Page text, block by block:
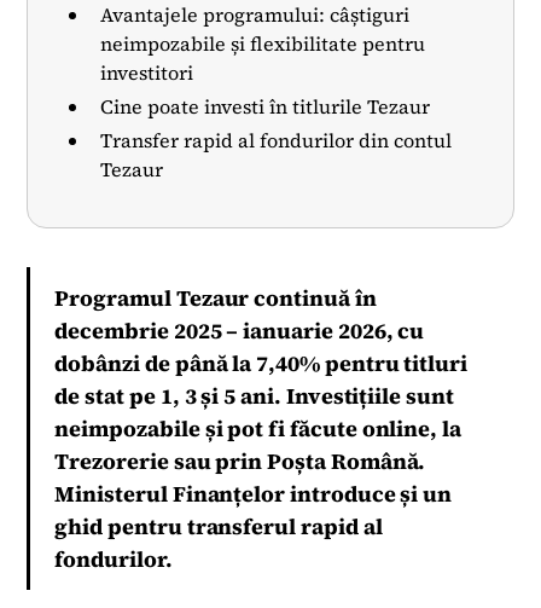
Avantajele programului: câștiguri
neimpozabile și flexibilitate pentru
investitori
Cine poate investi în titlurile Tezaur
Transfer rapid al fondurilor din contul
Tezaur
Programul Tezaur continuă în
decembrie 2025 – ianuarie 2026, cu
dobânzi de până la 7,40% pentru titluri
de stat pe 1, 3 și 5 ani. Investițiile sunt
neimpozabile și pot fi făcute online, la
Trezorerie sau prin Poșta Română.
Ministerul Finanțelor introduce și un
ghid pentru transferul rapid al
fondurilor.